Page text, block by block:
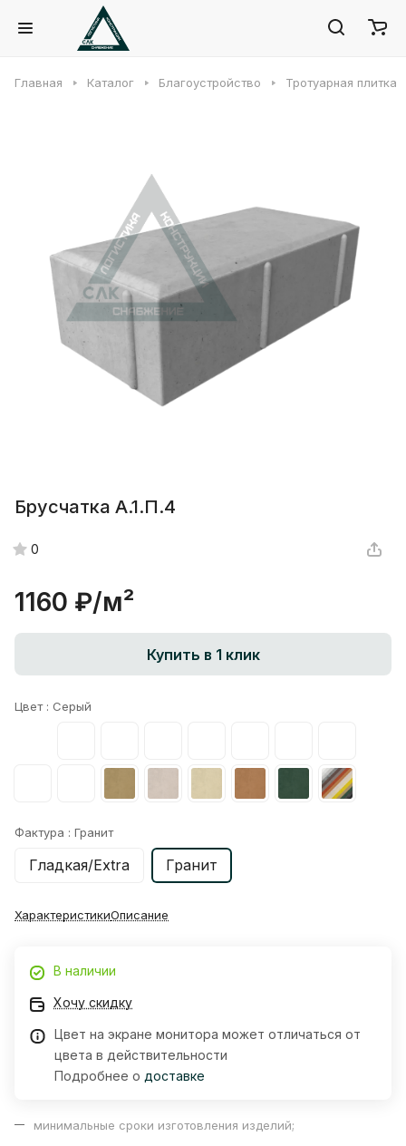
Главная Каталог Благоустройство Тротуарная плитка
Брусчатка А.1.П.4
0
1160 ₽/м²
Купить в 1 клик
Цвет : Серый
Фактура : Гранит
Гладкая/Extra Гранит
ХарактеристикиОписание
В наличии
Хочу скидку
Цвет на экране монитора может отличаться от
цвета в действительности
Подробнее о доставке
минимальные сроки изготовления изделий;